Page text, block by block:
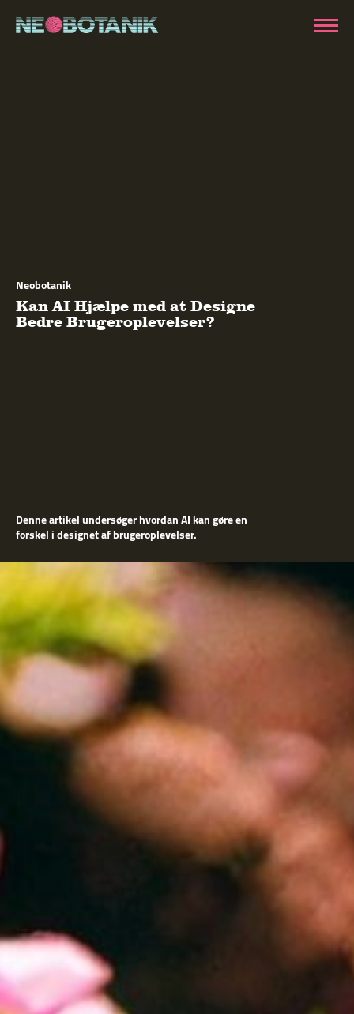
Neobotanik
Kan AI Hjælpe med at Designe
Bedre Brugeroplevelser?
Denne artikel undersøger hvordan AI kan gøre en
forskel i designet af brugeroplevelser.